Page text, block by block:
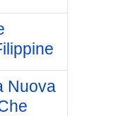
Nuova